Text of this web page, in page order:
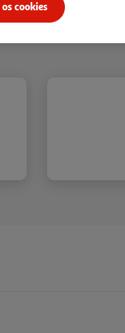
cookies